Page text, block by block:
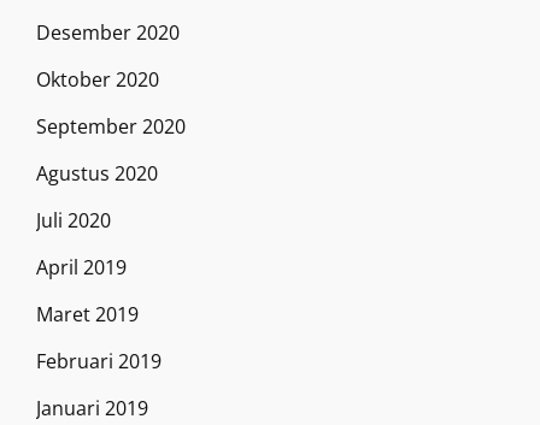
Desember 2020
Oktober 2020
September 2020
Agustus 2020
Juli 2020
April 2019
Maret 2019
Februari 2019
Januari 2019